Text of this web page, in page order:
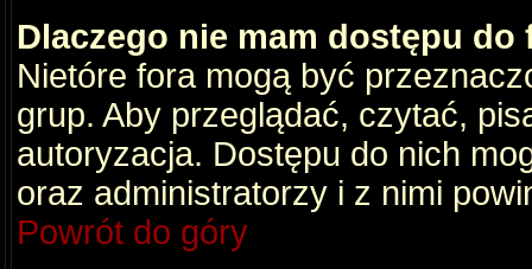
Dlaczego nie mam dostępu do
Nietóre fora mogą być
grup. Aby przeglądać, czytać,
autoryzacja. Dostępu do nich
oraz administratorzy i z nimi
Powrót do góry